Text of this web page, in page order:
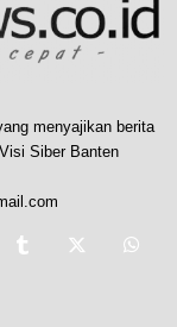
menyajikan berita
Siber Banten